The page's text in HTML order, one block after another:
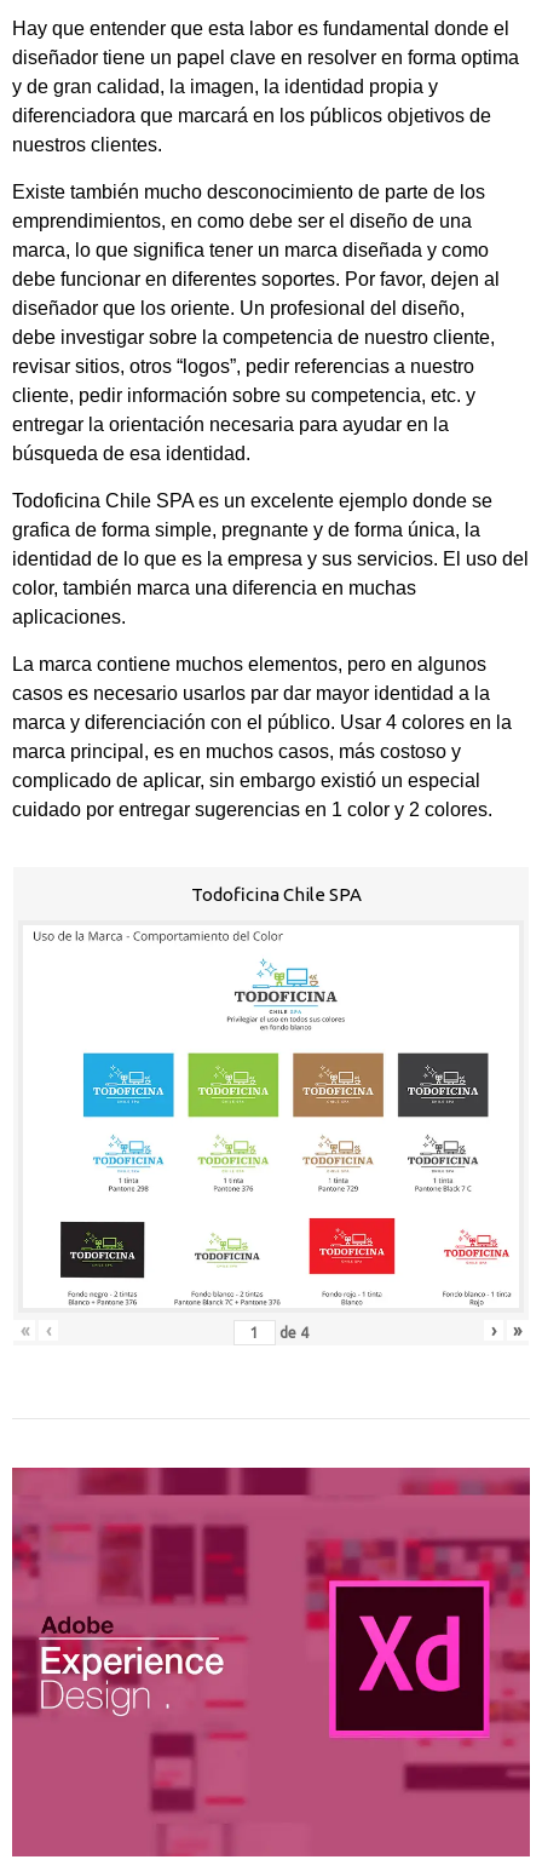
Hay que entender que esta labor es fundamental donde el
diseñador tiene un papel clave en resolver en forma optima
y de gran calidad, la imagen, la identidad propia y
diferenciadora que marcará en los públicos objetivos de
nuestros clientes.
Existe también mucho desconocimiento de parte de los
emprendimientos, en como debe ser el diseño de una
marca, lo que significa tener un marca diseñada y como
debe funcionar en diferentes soportes. Por favor, dejen al
diseñador que los oriente. Un profesional del diseño,
debe investigar sobre la competencia de nuestro cliente,
revisar sitios, otros “logos”, pedir referencias a nuestro
cliente, pedir información sobre su competencia, etc. y
entregar la orientación necesaria para ayudar en la
búsqueda de esa identidad.
Todoficina Chile SPA es un excelente ejemplo donde se
grafica de forma simple, pregnante y de forma única, la
identidad de lo que es la empresa y sus servicios. El uso del
color, también marca una diferencia en muchas
aplicaciones.
La marca contiene muchos elementos, pero en algunos
casos es necesario usarlos par dar mayor identidad a la
marca y diferenciación con el público. Usar 4 colores en la
marca principal, es en muchos casos, más costoso y
complicado de aplicar, sin embargo existió un especial
cuidado por entregar sugerencias en 1 color y 2 colores.
Todoficina Chile SPA
« ‹ de 4 › »